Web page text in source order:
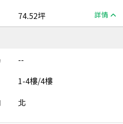
74.52坪 詳情
--
1-4樓/4樓
北